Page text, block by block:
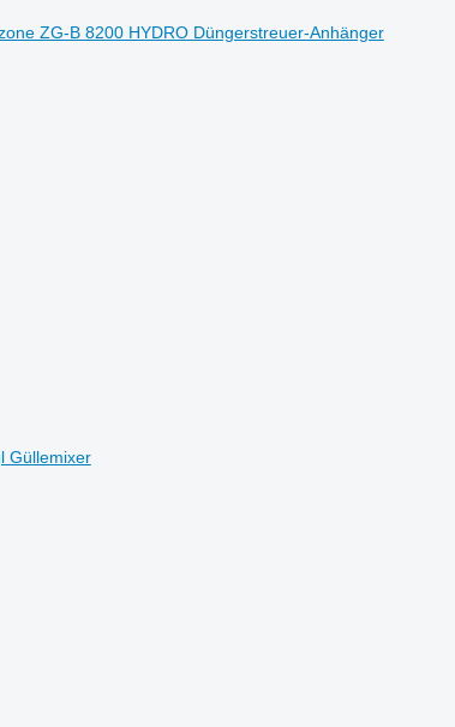
ZG-B 8200 HYDRO Düngerstreuer-Anhänger
Güllemixer